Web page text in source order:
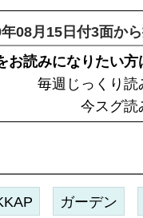
08月15日付3面か
お読みになりたい
毎週じっくり読
今スグ読
ガーデン